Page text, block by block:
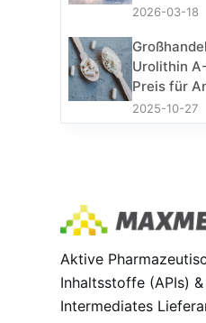
2026-03-18
Urolithin
Preis für
2025-10-27
Aktive
Inhaltsstoffe (APIs) &
Intermediates